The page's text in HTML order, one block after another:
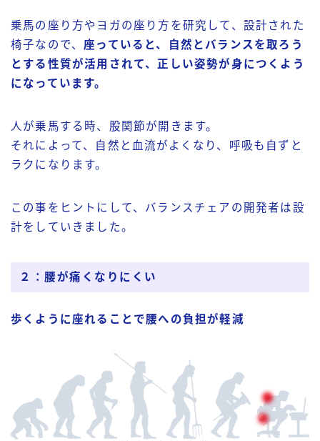
乗馬の座り方やヨガの座り方を研究して、設計された
椅子なので、 座っていると、自然とバランスを取ろう
とする性質が活用されて、正しい姿勢が身につくよう
になっています。
人が乗馬する時、股関節が開きます。
それによって、自然と血流がよくなり、呼吸も自ずと
ラクになります。
この事をヒントにして、バランスチェアの開発者は設
計をしていきました。
２：腰が痛くなりにくい
歩くように座れることで腰への負担が軽減